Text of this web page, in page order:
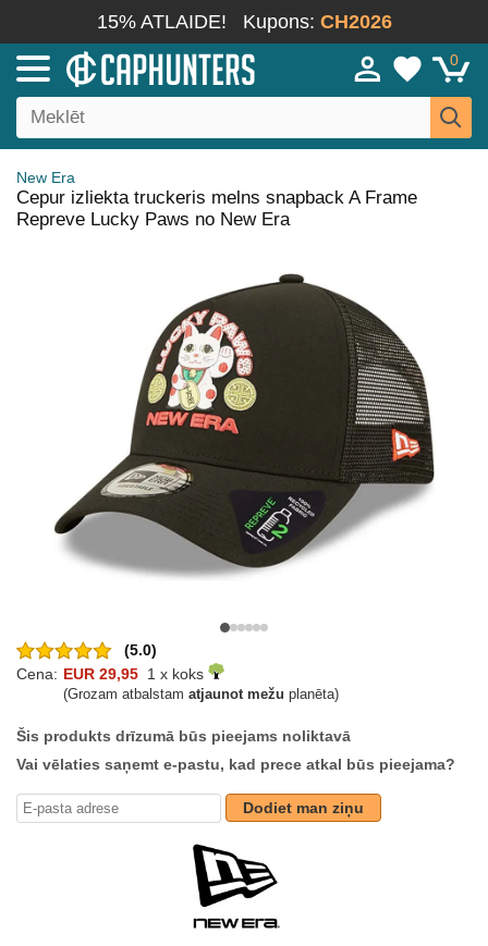
15% ATLAIDE! Kupons: CH2026
0
New Era
Cepur izliekta truckeris melns snapback A Frame
Repreve Lucky Paws no New Era
(5.0)
Cena: EUR 29,95 1 x koks
(Grozam atbalstam atjaunot mežu planēta)
Šis produkts drīzumā būs pieejams noliktavā
Vai vēlaties saņemt e-pastu, kad prece atkal būs pieejama?
Dodiet man ziņu